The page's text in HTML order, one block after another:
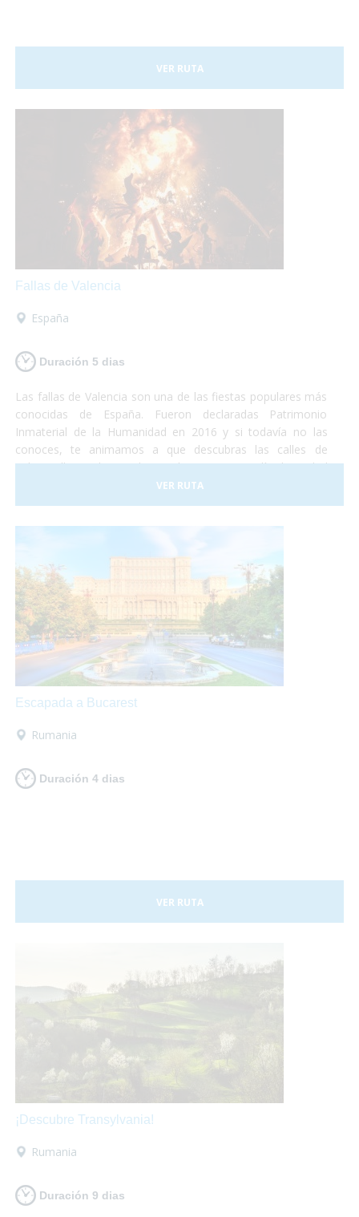
VER RUTA
Fallas de Valencia
España
Duración 5 dias
Las fallas de Valencia son una de las fiestas populares más
conocidas de España. Fueron declaradas Patrimonio
Inmaterial de la Humanidad en 2016 y si todavía no las
conoces, te animamos a que descubras las calles de
Valencia llenas de arte, luz y color. Durante 5 días la ciudad
se convierte en una fiesta continua de luces, música y
fuegos artificiales por todos los rincones. ¡Te proponemos
VER RUTA
Escapada a Bucarest
Rumania
Duración 4 dias
VER RUTA
¡Descubre Transylvania!
Rumania
Duración 9 dias